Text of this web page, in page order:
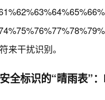
来干扰识别。
全标识的“晴雨表”